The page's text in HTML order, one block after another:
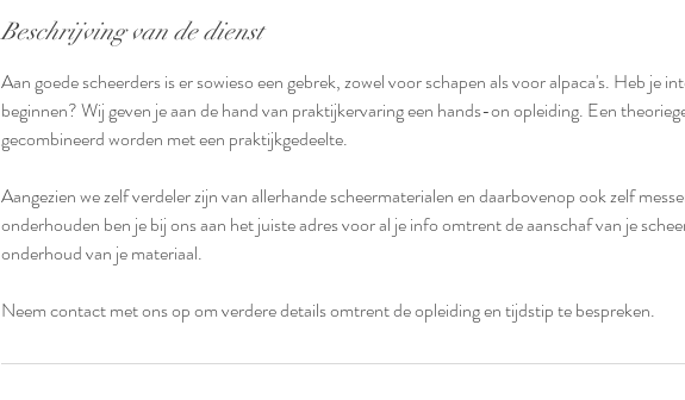
r
Beschrijving van de dienst
Aan goede scheerders is er sowieso een gebrek, zowel voor schapen als voor alpaca's. Heb je
beginnen? Wij geven je aan de hand van praktijkervaring een hands-on opleiding. Een
gecombineerd worden met een praktijkgedeelte.
Aangezien we zelf verdeler zijn van allerhande scheermaterialen en daarbovenop ook zelf
onderhouden ben je bij ons aan het juiste adres voor al je info omtrent de aanschaf van je
onderhoud van je materiaal.
Neem contact met ons op om verdere details omtrent de opleiding en tijdstip te bespreken.